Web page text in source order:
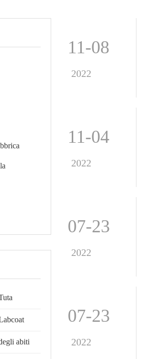
abiti
11-08
2022
11-04
2022
07-23
2022
07-23
2022